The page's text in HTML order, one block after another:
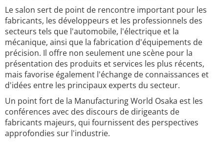
Le salon sert de point de rencontre important pour les
fabricants, les développeurs et les professionnels des
secteurs tels que l'automobile, l'électrique et la
mécanique, ainsi que la fabrication d'équipements de
précision. Il offre non seulement une scène pour la
présentation des produits et services les plus récents,
mais favorise également l'échange de connaissances et
d'idées entre les principaux experts du secteur.
Un point fort de la Manufacturing World Osaka est les
conférences avec des discours de dirigeants de
fabricants majeurs, qui fournissent des perspectives
approfondies sur l'industrie.